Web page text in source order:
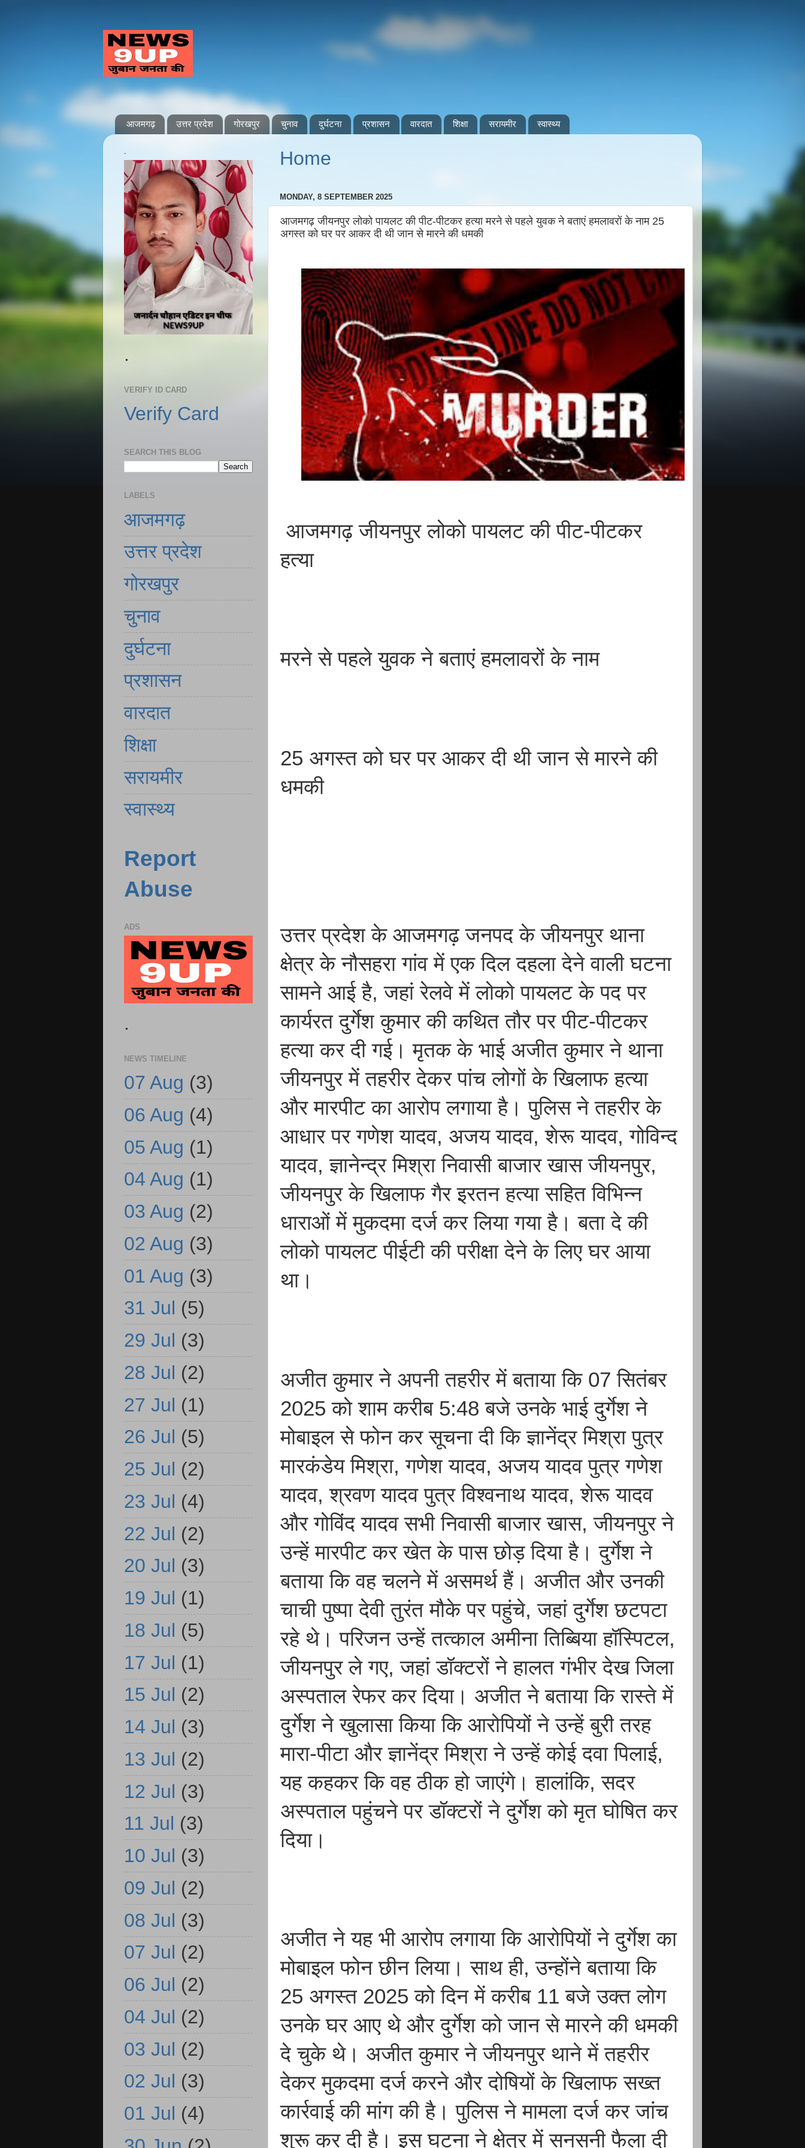
आजमगढ़ उत्तर प्रदेश गोरखपुर चुनाव दुर्घटना प्रशासन वारदात शिक्षा सरायमीर स्वास्थ्य
Home
MONDAY, 8 SEPTEMBER 2025
आजमगढ़ जीयनपुर लोको पायलट की पीट-पीटकर हत्या मरने से पहले युवक ने बताएं हमलावरों के नाम 25
अगस्त को घर पर आकर दी थी जान से मारने की धमकी
आजमगढ़ जीयनपुर लोको पायलट की पीट-पीटकर
हत्या
मरने से पहले युवक ने बताएं हमलावरों के नाम
25 अगस्त को घर पर आकर दी थी जान से मारने की
धमकी
उत्तर प्रदेश के आजमगढ़ जनपद के जीयनपुर थाना
क्षेत्र के नौसहरा गांव में एक दिल दहला देने वाली घटना
सामने आई है, जहां रेलवे में लोको पायलट के पद पर
कार्यरत दुर्गेश कुमार की कथित तौर पर पीट-पीटकर
हत्या कर दी गई। मृतक के भाई अजीत कुमार ने थाना
जीयनपुर में तहरीर देकर पांच लोगों के खिलाफ हत्या
और मारपीट का आरोप लगाया है। पुलिस ने तहरीर के
आधार पर गणेश यादव, अजय यादव, शेरू यादव, गोविन्द
यादव, ज्ञानेन्द्र मिश्रा निवासी बाजार खास जीयनपुर,
जीयनपुर के खिलाफ गैर इरतन हत्या सहित विभिन्न
धाराओं में मुकदमा दर्ज कर लिया गया है। बता दे की
लोको पायलट पीईटी की परीक्षा देने के लिए घर आया
था।
अजीत कुमार ने अपनी तहरीर में बताया कि 07 सितंबर
2025 को शाम करीब 5:48 बजे उनके भाई दुर्गेश ने
मोबाइल से फोन कर सूचना दी कि ज्ञानेंद्र मिश्रा पुत्र
मारकंडेय मिश्रा, गणेश यादव, अजय यादव पुत्र गणेश
यादव, श्रवण यादव पुत्र विश्वनाथ यादव, शेरू यादव
और गोविंद यादव सभी निवासी बाजार खास, जीयनपुर ने
उन्हें मारपीट कर खेत के पास छोड़ दिया है। दुर्गेश ने
बताया कि वह चलने में असमर्थ हैं। अजीत और उनकी
चाची पुष्पा देवी तुरंत मौके पर पहुंचे, जहां दुर्गेश छटपटा
रहे थे। परिजन उन्हें तत्काल अमीना तिब्बिया हॉस्पिटल,
जीयनपुर ले गए, जहां डॉक्टरों ने हालत गंभीर देख जिला
अस्पताल रेफर कर दिया। अजीत ने बताया कि रास्ते में
दुर्गेश ने खुलासा किया कि आरोपियों ने उन्हें बुरी तरह
मारा-पीटा और ज्ञानेंद्र मिश्रा ने उन्हें कोई दवा पिलाई,
यह कहकर कि वह ठीक हो जाएंगे। हालांकि, सदर
अस्पताल पहुंचने पर डॉक्टरों ने दुर्गेश को मृत घोषित कर
दिया।
अजीत ने यह भी आरोप लगाया कि आरोपियों ने दुर्गेश का
मोबाइल फोन छीन लिया। साथ ही, उन्होंने बताया कि
25 अगस्त 2025 को दिन में करीब 11 बजे उक्त लोग
उनके घर आए थे और दुर्गेश को जान से मारने की धमकी
दे चुके थे। अजीत कुमार ने जीयनपुर थाने में तहरीर
देकर मुकदमा दर्ज करने और दोषियों के खिलाफ सख्त
कार्रवाई की मांग की है। पुलिस ने मामला दर्ज कर जांच
शुरू कर दी है। इस घटना ने क्षेत्र में सनसनी फैला दी
.
.
VERIFY ID CARD
Verify Card
SEARCH THIS BLOG
LABELS
आजमगढ़
उत्तर प्रदेश
गोरखपुर
चुनाव
दुर्घटना
प्रशासन
वारदात
शिक्षा
सरायमीर
स्वास्थ्य
Report
Abuse
ADS
.
NEWS TIMELINE
07 Aug (3)
06 Aug (4)
05 Aug (1)
04 Aug (1)
03 Aug (2)
02 Aug (3)
01 Aug (3)
31 Jul (5)
29 Jul (3)
28 Jul (2)
27 Jul (1)
26 Jul (5)
25 Jul (2)
23 Jul (4)
22 Jul (2)
20 Jul (3)
19 Jul (1)
18 Jul (5)
17 Jul (1)
15 Jul (2)
14 Jul (3)
13 Jul (2)
12 Jul (3)
11 Jul (3)
10 Jul (3)
09 Jul (2)
08 Jul (3)
07 Jul (2)
06 Jul (2)
04 Jul (2)
03 Jul (2)
02 Jul (3)
01 Jul (4)